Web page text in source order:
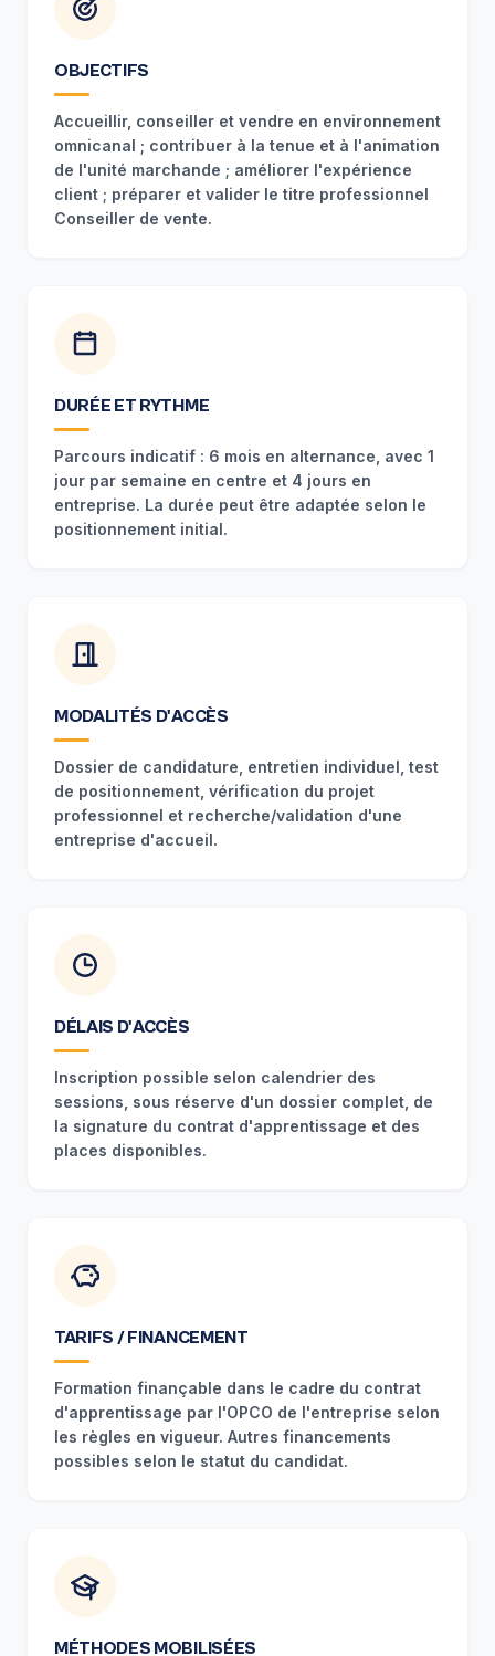
OBJECTIFS
Accueillir, conseiller et vendre en environnement
omnicanal ; contribuer à la tenue et à l'animation
de l'unité marchande ; améliorer l'expérience
client ; préparer et valider le titre professionnel
Conseiller de vente.
DURÉE ET RYTHME
Parcours indicatif : 6 mois en alternance, avec 1
jour par semaine en centre et 4 jours en
entreprise. La durée peut être adaptée selon le
positionnement initial.
MODALITÉS D'ACCÈS
Dossier de candidature, entretien individuel, test
de positionnement, vérification du projet
professionnel et recherche/validation d'une
entreprise d'accueil.
DÉLAIS D'ACCÈS
Inscription possible selon calendrier des
sessions, sous réserve d'un dossier complet, de
la signature du contrat d'apprentissage et des
places disponibles.
TARIFS / FINANCEMENT
Formation finançable dans le cadre du contrat
d'apprentissage par l'OPCO de l'entreprise selon
les règles en vigueur. Autres financements
possibles selon le statut du candidat.
MÉTHODES MOBILISÉES